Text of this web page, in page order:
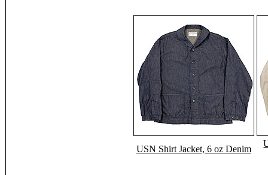
USN Shirt Jacket, 6 oz Denim